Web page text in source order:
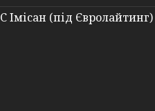
(під Євролайтинг)